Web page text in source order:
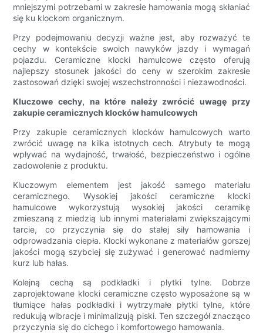
mniejszymi potrzebami w zakresie hamowania mogą skłaniać
się ku klockom organicznym.
Przy podejmowaniu decyzji ważne jest, aby rozważyć te
cechy w kontekście swoich nawyków jazdy i wymagań
pojazdu. Ceramiczne klocki hamulcowe często oferują
najlepszy stosunek jakości do ceny w szerokim zakresie
zastosowań dzięki swojej wszechstronności i niezawodności.
Kluczowe cechy, na które należy zwrócić uwagę przy
zakupie ceramicznych klocków hamulcowych
Przy zakupie ceramicznych klocków hamulcowych warto
zwrócić uwagę na kilka istotnych cech. Atrybuty te mogą
wpływać na wydajność, trwałość, bezpieczeństwo i ogólne
zadowolenie z produktu.
Kluczowym elementem jest jakość samego materiału
ceramicznego. Wysokiej jakości ceramiczne klocki
hamulcowe wykorzystują wysokiej jakości ceramikę
zmieszaną z miedzią lub innymi materiałami zwiększającymi
tarcie, co przyczynia się do stałej siły hamowania i
odprowadzania ciepła. Klocki wykonane z materiałów gorszej
jakości mogą szybciej się zużywać i generować nadmierny
kurz lub hałas.
Kolejną cechą są podkładki i płytki tylne. Dobrze
zaprojektowane klocki ceramiczne często wyposażone są w
tłumiące hałas podkładki i wytrzymałe płytki tylne, które
redukują wibracje i minimalizują piski. Ten szczegół znacząco
przyczynia się do cichego i komfortowego hamowania.